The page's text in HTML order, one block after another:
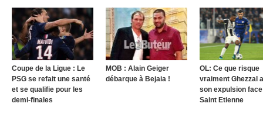
Coupe de la Ligue : Le
PSG se refait une santé
et se qualifie pour les
demi-finales
MOB : Alain Geiger
débarque à Bejaia !
OL: Ce que risque
vraiment Ghezzal
son expulsion
Saint Etienne